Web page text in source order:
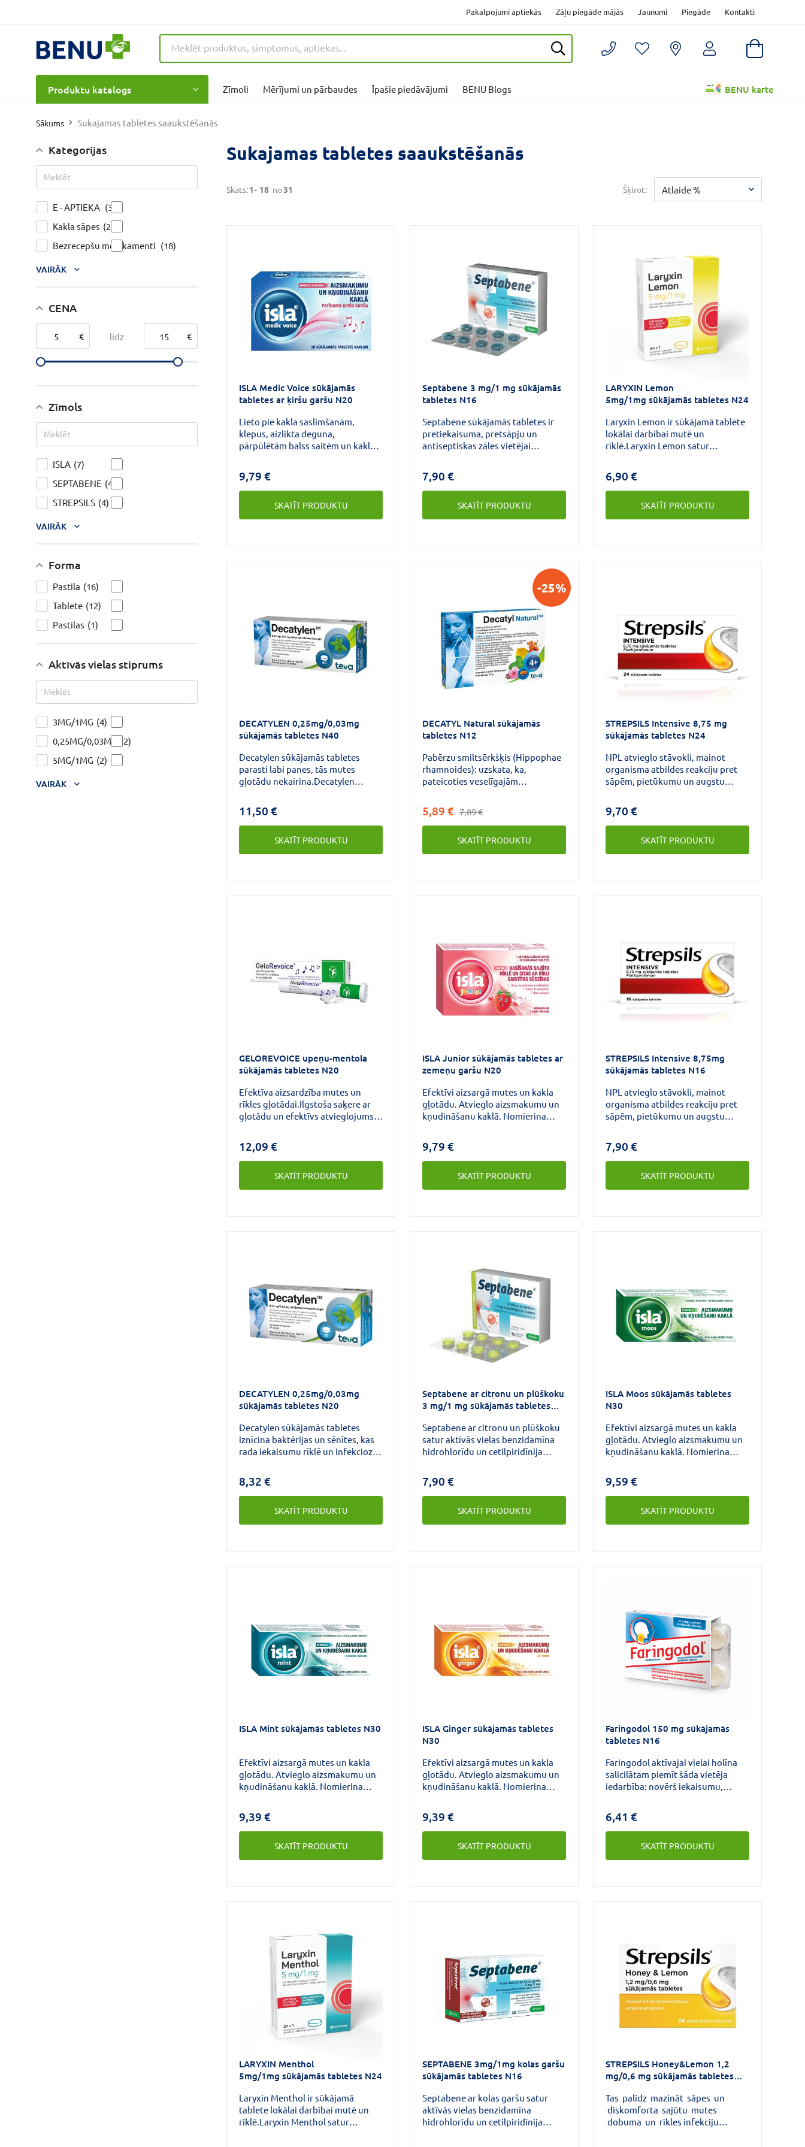
Pakalpojumi aptiekās Zāļu piegāde mājās Jaunumi Piegāde Kontakti
Produktu katalogs Zīmoli Mērījumi un pārbaudes Īpašie piedāvājumi BENU Blogs BENU karte
Sākums Sukajamas tabletes saaukstēšanās
Kategorijas
E - APTIEKA (31)
Kakla sāpes (27)
Bezrecepšu medikamenti (18)
VAIRĀK
CENA
€ līdz €
Zīmols
ISLA (7)
SEPTABENE (4)
STREPSILS (4)
VAIRĀK
Forma
Pastila (16)
Tablete (12)
Pastilas (1)
Aktīvās vielas stiprums
3MG/1MG (4)
0,25MG/0,03MG
(2)
5MG/1MG (2)
VAIRĀK
Sukajamas tabletes saaukstēšanās
Skats:1- 18 no31 Šķirot: Atlaide %
ISLA Medic Voice sūkājamās
tabletes ar ķiršu garšu N20
Lieto pie kakla saslimšanām,
klepus, aizlikta deguna,
pārpūlētām balss saitēm un kakla
aizsargspējas vīrusu laikā, izkūstot
mutē, pasargā kakla gļotādu, radot
neredzamu polisaharīdu
aizsargkārtiņu.
9,79 €
SKATĪT PRODUKTU
Septabene 3 mg/1 mg sūkājamās
tabletes N16
Septabene sūkājamās tabletes ir
pretiekaisuma, pretsāpju un
antiseptiskas zāles vietējai
mutes dobumu un rīkli un mazina
rīkles iekaisuma pazīmes,
piemēram, sāpes, apsārtumu,
pietūkumu, karstuma sajūtu un
dobuma un smaganu kairinājuma
gadījumā; gingivīta, faringīta un
jākonsultējas ar ārstu, ja pēc 3
dienām nejūtaties labāk vai
jūtaties sliktāk.
7,90 €
SKATĪT PRODUKTU
LARYXIN Lemon
5mg/1mg sūkājamās tabletes N24
Laryxin Lemon ir sūkājamā tablete
lokālai darbībai mutē un
rīklē.Laryxin Lemon satur
un citiem
mikroorganismiem.Laryxin Lemon
satur arī lidokaīnu, kas ir vietējās
anestēzijas līdzeklis.Kādam
simptomu mazināšana.
6,90 €
SKATĪT PRODUKTU
DECATYLEN 0,25mg/0,03mg
sūkājamās tabletes N40
Decatylen sūkājamās tabletes
parasti labi panes, tās mutes
gļotādu nekairina.Decatylen
lieto akūtu mutes dobuma un
rīkles infekciju ar izteiktu sāpju
sindromu lokālai ārstēšanai,
piemēram:- mandeļu, balsenes,
izraušanas, lai veicinātu
sadzīšanu.Decatylen ir ieteicams
pie mutes dobuma smakošanas.
11,50 €
SKATĪT PRODUKTU
-25%
DECATYL Natural sūkājamās
tabletes N12
Pabērzu smiltsērkšķis (Hippophae
rhamnoides): uzskata, ka,
pateicoties veselīgajām
veselību, piedalās normālas
imūnsistēmas darbības uzturēšanā
un šūnu aizsardzībā pret
oksidatīvo stresu.Ārstniecības
Decatyl Natural sūkājamās tabletes
satur C vitamīnu, kas veicina
normālu imūnsistēmas darbību un
veicina šūnu aizsardzību pret
oksidatīvo stresu, kā arī elpošanas
sistēmai noderīgus augus.
5,89 € 7,89 €
SKATĪT PRODUKTU
STREPSILS Intensive 8,75 mg
sūkājamās tabletes N24
NPL atvieglo stāvokli, mainot
organisma atbildes reakciju pret
sāpēm, pietūkumu un augstu
9,70 €
SKATĪT PRODUKTU
GELOREVOICE upeņu-mentola
sūkājamās tabletes N20
Efektīva aizsardzība mutes un
rīkles gļotādai.Ilgstoša saķere ar
gļotādu un efektīvs atvieglojums
konfektēm ir patīkami viegla
upeņu un mentola garša.Piemērots
grūtniecēm, sievietēm zīdīšanas
laikā un bērniem no 12 gadu
12,09 €
SKATĪT PRODUKTU
ISLA Junior sūkājamās tabletes ar
zemeņu garšu N20
Efektīvi aizsargā mutes un kakla
gļotādu. Atvieglo aizsmakumu un
kņudināšanu kaklā. Nomierina
9,79 €
SKATĪT PRODUKTU
STREPSILS Intensive 8,75mg
sūkājamās tabletes N16
NPL atvieglo stāvokli, mainot
organisma atbildes reakciju pret
sāpēm, pietūkumu un augstu
7,90 €
SKATĪT PRODUKTU
DECATYLEN 0,25mg/0,03mg
sūkājamās tabletes N20
Decatylen sūkājamās tabletes
iznīcina baktērijas un sēnītes, kas
rada iekaisumu rīklē un infekciozu
vielu, kas remdina sāpes.
8,32 €
SKATĪT PRODUKTU
Septabene ar citronu un plūškoku
3 mg/1 mg sūkājamās tabletes
Septabene ar citronu un plūškoku
satur aktīvās vielas benzidamīna
hidrohlorīdu un cetilpiridīnija
pretiekaisuma, pretsāpju un
antiseptiskas zāles vietējai
lietošanai mutes dobumā.
7,90 €
SKATĪT PRODUKTU
ISLA Moos sūkājamās tabletes
N30
Efektīvi aizsargā mutes un kakla
gļotādu. Atvieglo aizsmakumu un
kņudināšanu kaklā. Nomierina
9,59 €
SKATĪT PRODUKTU
ISLA Mint sūkājamās tabletes N30
Efektīvi aizsargā mutes un kakla
gļotādu. Atvieglo aizsmakumu un
kņudināšanu kaklā. Nomierina
9,39 €
SKATĪT PRODUKTU
ISLA Ginger sūkājamās tabletes
N30
Efektīvi aizsargā mutes un kakla
gļotādu. Atvieglo aizsmakumu un
kņudināšanu kaklā. Nomierina
9,39 €
SKATĪT PRODUKTU
Faringodol 150 mg sūkājamās
tabletes N16
Faringodol aktīvajai vielai holīna
salicilātam piemīt šāda vietēja
iedarbība: novērš iekaisumu,
mutes dobuma un rīkles gļotādas
pietūkumu, un apsārtumu, siekalu
izdalīšanos stimulējoša iedarbība,
kas papildina pretiekaisuma
gļotādas iekaisumu (faringītu),
6,41 €
SKATĪT PRODUKTU
LARYXIN Menthol
5mg/1mg sūkājamās tabletes N24
Laryxin Menthol ir sūkājamā
tablete lokālai darbībai mutē un
rīklē.Laryxin Menthol satur
SEPTABENE 3mg/1mg kolas garšu
sūkājamās tabletes N16
Septabene ar kolas garšu satur
aktīvās vielas benzidamīna
hidrohlorīdu un cetilpiridīnija
STREPSILS Honey&Lemon 1,2
mg/0,6 mg sūkājamās tabletes
Tas palīdz mazināt sāpes un
diskomforta sajūtu mutes
dobuma un rīkles infekciju